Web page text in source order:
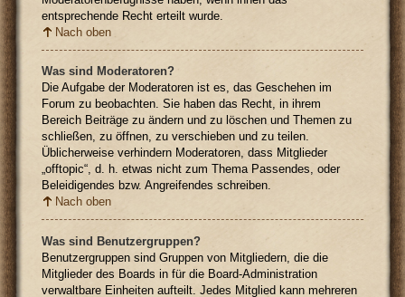
entsprechende Recht erteilt wurde.
Nach oben
Was sind Moderatoren?
Die Aufgabe der Moderatoren ist es, das Geschehen im
Forum zu beobachten. Sie haben das Recht, in ihrem
Bereich Beiträge zu ändern und zu löschen und Themen zu
schließen, zu öffnen, zu verschieben und zu teilen.
Üblicherweise verhindern Moderatoren, dass Mitglieder
„offtopic“, d. h. etwas nicht zum Thema Passendes, oder
Beleidigendes bzw. Angreifendes schreiben.
Nach oben
Was sind Benutzergruppen?
Benutzergruppen sind Gruppen von Mitgliedern, die die
Mitglieder des Boards in für die Board-Administration
verwaltbare Einheiten aufteilt. Jedes Mitglied kann mehreren